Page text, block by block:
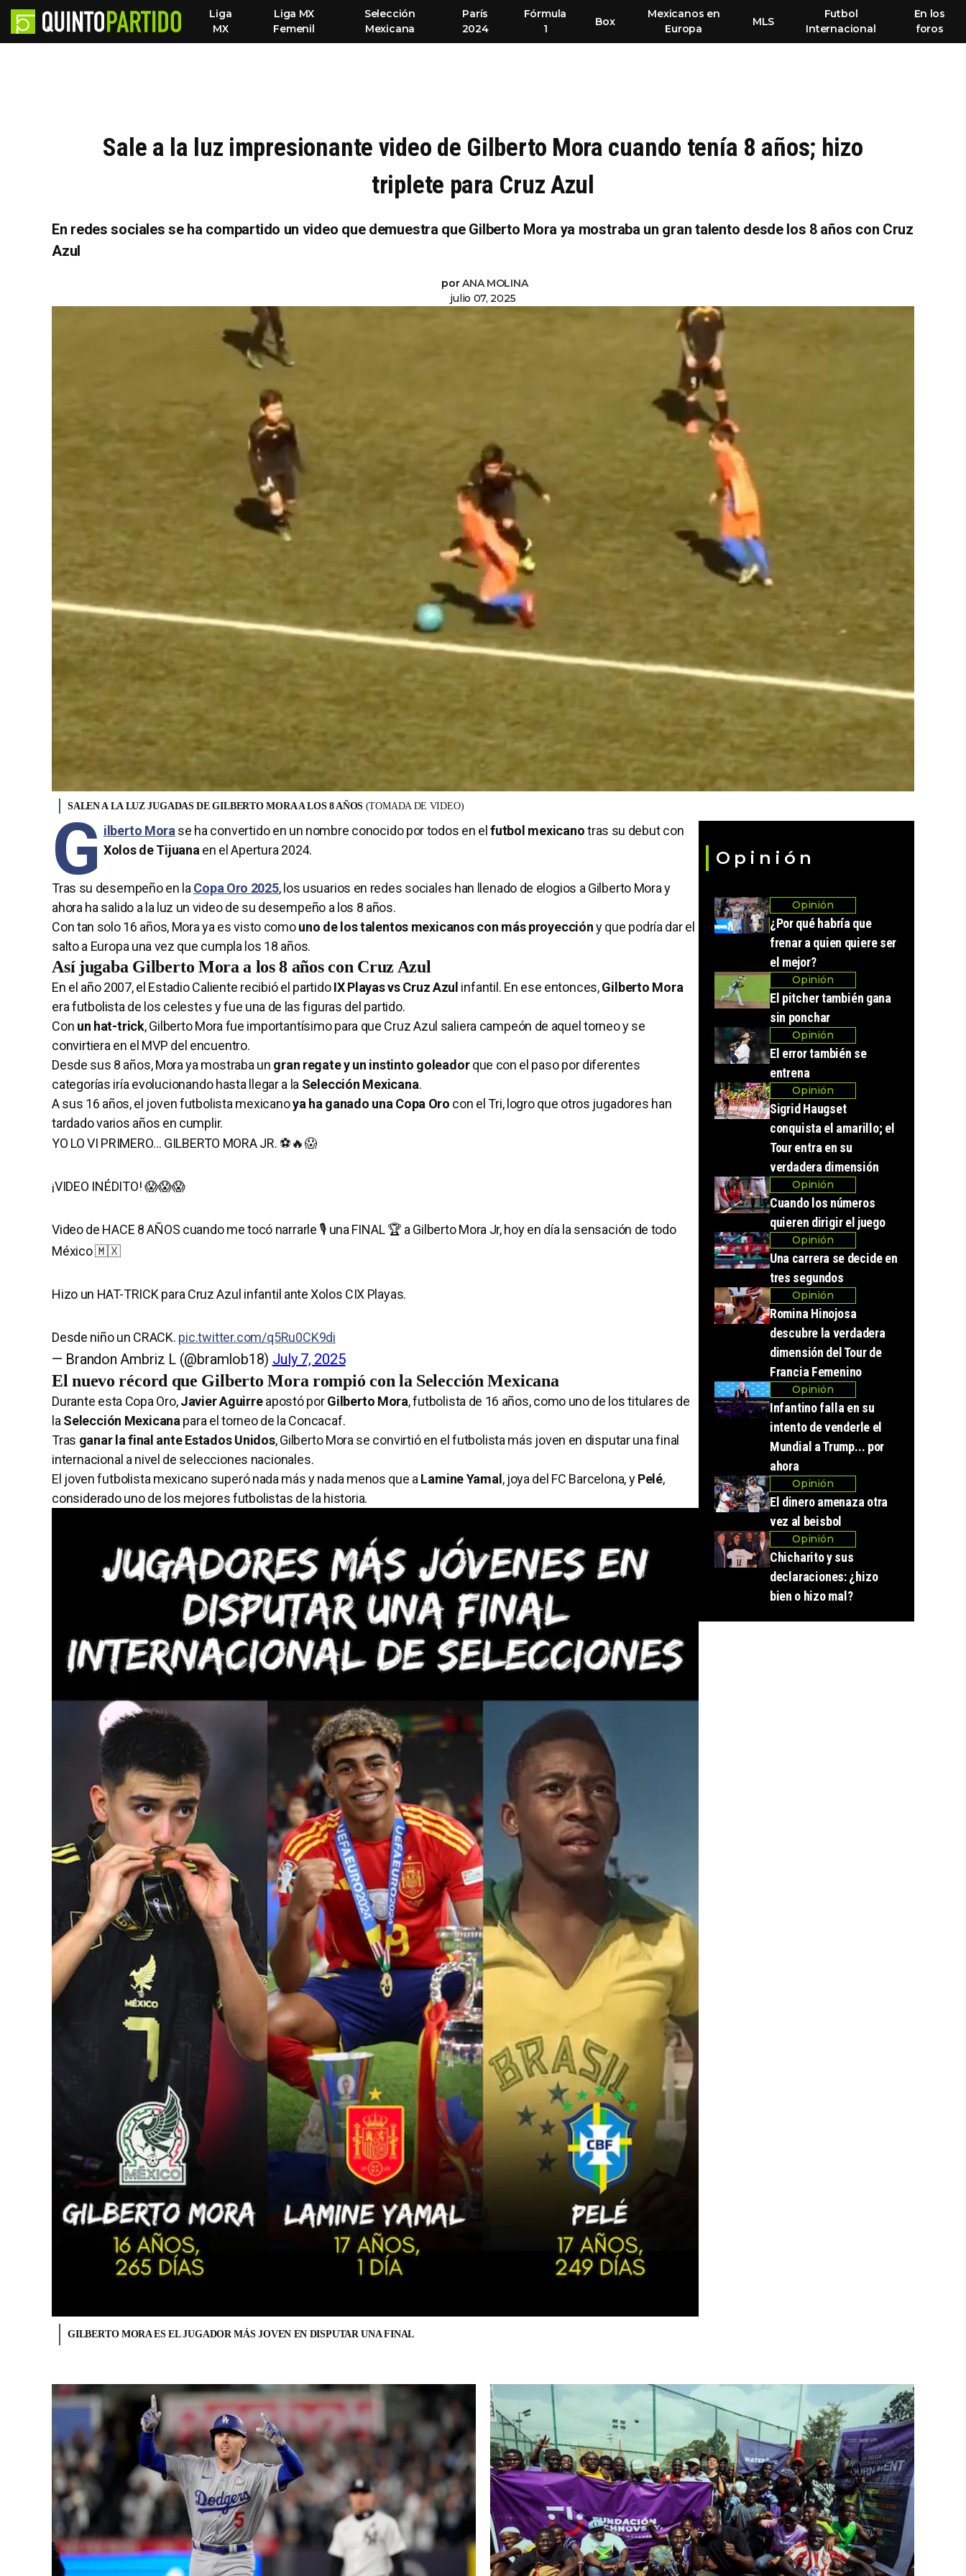
Liga
MX
Liga MX
Femenil
Selección
Mexicana
París
2024
Fórmula
1
Box
Mexicanos en
Europa
MLS
Futbol
Internacional
En los
foros
Sale a la luz impresionante video de Gilberto Mora cuando tenía 8 años; hizo
triplete para Cruz Azul
En redes sociales se ha compartido un video que demuestra que Gilberto Mora ya mostraba un gran talento desde los 8 años con Cruz
Azul
porANA MOLINA
julio 07, 2025
SALEN A LA LUZ JUGADAS DE GILBERTO MORA A LOS 8 AÑOS (TOMADA DE VIDEO)
G ilberto Mora se ha convertido en un nombre conocido por todos en elfutbol mexicanotras su debut con
Xolos de Tijuana en el Apertura 2024.
Tras su desempeño en la Copa Oro 2025, los usuarios en redes sociales han llenado de elogios a Gilberto Mora y
ahora ha salido a la luz un video de su desempeño a los 8 años.
Con tan solo 16 años, Mora ya es visto comouno de los talentos mexicanos con más proyeccióny que podría dar el
salto a Europa una vez que cumpla los 18 años.
Así jugaba Gilberto Mora a los 8 años con Cruz Azul
En el año 2007, el Estadio Caliente recibió el partidoIX Playas vs Cruz Azul infantil. En ese entonces,Gilberto Mora
era futbolista de los celestes y fue una de las figuras del partido.
Con un hat-trick, Gilberto Mora fue importantísimo para que Cruz Azul saliera campeón de aquel torneo y se
convirtiera en el MVP del encuentro.
Desde sus 8 años, Mora ya mostraba un gran regate y un instinto goleadorque con el paso por diferentes
categorías iría evolucionando hasta llegar a la Selección Mexicana.
A sus 16 años, el joven futbolista mexicanoya ha ganado una Copa Oro con el Tri, logro que otros jugadores han
tardado varios años en cumplir.
YO LO VI PRIMERO… GILBERTO MORA JR. ⚽️🔥😱
¡VIDEO INÉDITO! 😱😱😱
Video de HACE 8 AÑOS cuando me tocó narrarle 🎙️ una FINAL 🏆 a Gilberto Mora Jr, hoy en día la sensación de todo
México 🇲🇽
Hizo un HAT-TRICK para Cruz Azul infantil ante Xolos CIX Playas.
Desde niño un CRACK. pic.twitter.com/q5Ru0CK9di
— Brandon Ambriz L (@bramlob18) July 7, 2025
El nuevo récord que Gilberto Mora rompió con la Selección Mexicana
Durante esta Copa Oro,Javier Aguirreapostó porGilberto Mora, futbolista de 16 años, como uno de los titulares de
la Selección Mexicana para el torneo de la Concacaf.
Tras ganar la final ante Estados Unidos, Gilberto Mora se convirtió en el futbolista más joven en disputar una final
internacional a nivel de selecciones nacionales.
El joven futbolista mexicano superó nada más y nada menos que a Lamine Yamal , joya del FC Barcelona, yPelé,
considerado uno de los mejores futbolistas de la historia.
GILBERTO MORA ES EL JUGADOR MÁS JOVEN EN DISPUTAR UNA FINAL
Opinión
Opinión
¿Por qué habría que
frenar a quien quiere ser
el mejor?
Opinión
El pitcher también gana
sin ponchar
Opinión
El error también se
entrena
Opinión
Sigrid Haugset
conquista el amarillo; el
Tour entra en su
verdadera dimensión
Opinión
Cuando los números
quieren dirigir el juego
Opinión
Una carrera se decide en
tres segundos
Opinión
Romina Hinojosa
descubre la verdadera
dimensión del Tour de
Francia Femenino
Opinión
Infantino falla en su
intento de venderle el
Mundial a Trump... por
ahora
Opinión
El dinero amenaza otra
vez al beisbol
Opinión
Chicharito y sus
declaraciones: ¿hizo
bien o hizo mal?